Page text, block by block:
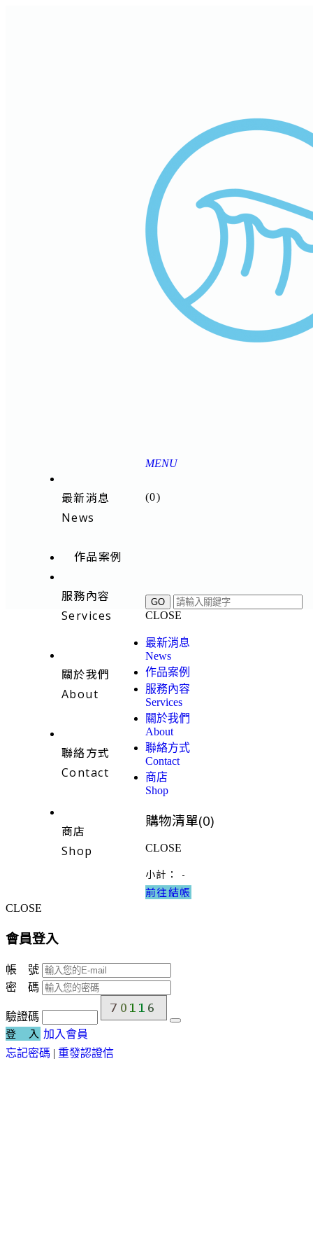
最新消息
News
作品案例
服務內容
Services
關於我們
About
聯絡方式
Contact
商店
Shop
MENU
(0)
CLOSE
最新消息
News
作品案例
服務內容
Services
關於我們
About
聯絡方式
Contact
商店
Shop
購物清單(0)
CLOSE
小計： -
前往結帳
CLOSE
會員登入
帳 號
密 碼
驗證碼
登 入 加入會員
忘記密碼 | 重發認證信